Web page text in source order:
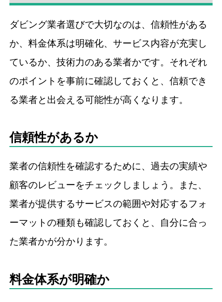
ダビング業者選びで大切なのは、信頼性がある
か、料金体系は明確化、サービス内容が充実し
ているか、技術力のある業者かです。それぞれ
のポイントを事前に確認しておくと、信頼でき
る業者と出会える可能性が高くなります。
信頼性があるか
業者の信頼性を確認するために、過去の実績や
顧客のレビューをチェックしましょう。また、
業者が提供するサービスの範囲や対応するフォ
ーマットの種類も確認しておくと、自分に合っ
た業者かが分かります。
料金体系が明確か